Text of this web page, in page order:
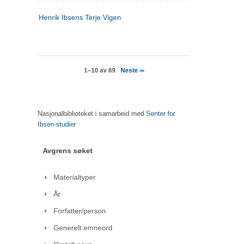
Henrik Ibsens Terje Vigen
1–10 av 69 Neste>>
Nasjonalbiblioteket i samarbeid med Senter for
Ibsen-studier
Avgrens søket
Materialtyper
År
Forfatter/person
Generelt emneord